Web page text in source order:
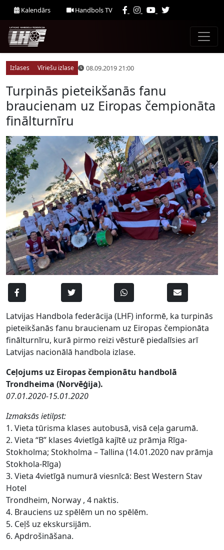
Kalendārs Handbols TV
Izlases Vīriešu izlase 08.09.2019 21:00
Turpinās pieteikšanās fanu
braucienam uz Eiropas čempionāta
finālturnīru
Latvijas Handbola federācija (LHF) informē, ka turpinās
pieteikšanās fanu braucienam uz Eiropas čempionāta
finālturnīru, kurā pirmo reizi vēsturē piedalīsies arī
Latvijas nacionālā handbola izlase.
Ceļojums uz Eiropas čempionātu handbolā
Trondheima (Norvēģija).
07.01.2020-15.01.2020
Izmaksās ietilpst:
1. Vieta tūrisma klases autobusā, visā ceļa garumā.
2. Vieta “B” klases 4vietīgā kajītē uz prāmja Rīga-
Stokholma; Stokholma – Tallina (14.01.2020 nav prāmja
Stokhola-Rīga)
3. Vieta 4vietīgā numurā viesnīcā: Best Western Stav
Hotel
Trondheim, Norway , 4 naktis.
4. Brauciens uz spēlēm un no spēlēm.
5. Ceļš uz ekskursijām.
6. Apdrošināšana.